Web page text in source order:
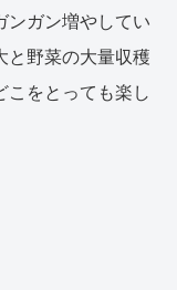
ンガン増やしてい
と野菜の大量収穫
こをとっても楽し